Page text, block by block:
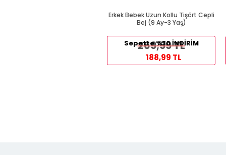
Erkek Bebek Uzun Kollu Tişört Cepli
Bej (9 Ay-3 Yaş)
269,99 TL
Sepette %30 İNDİRİM
188,99 TL